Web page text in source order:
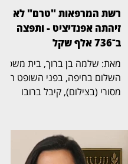
רשת המרפאות "טרם" לא
זיהתה אפנדיציט - ותפצה
ב־736 אלף שקל
מאת: שלמה בן ברוך, בית משפט
השלום בחיפה, בפני השופט הדר
מסורי (בצילום), קיבל ברובו
הרפואה הדחופה "טרם". בפסק
דין מנומק קבע השופט כי